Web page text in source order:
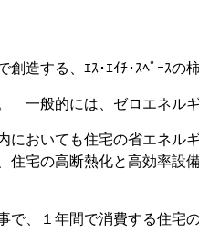
造する、ｴｽ･ｴｲﾁ･ｽﾍﾟｰｽの柿
一般的には、ゼロエネル
おいても住宅の省エネル
宅の高断熱化と高効率設
、１年間で消費する住宅